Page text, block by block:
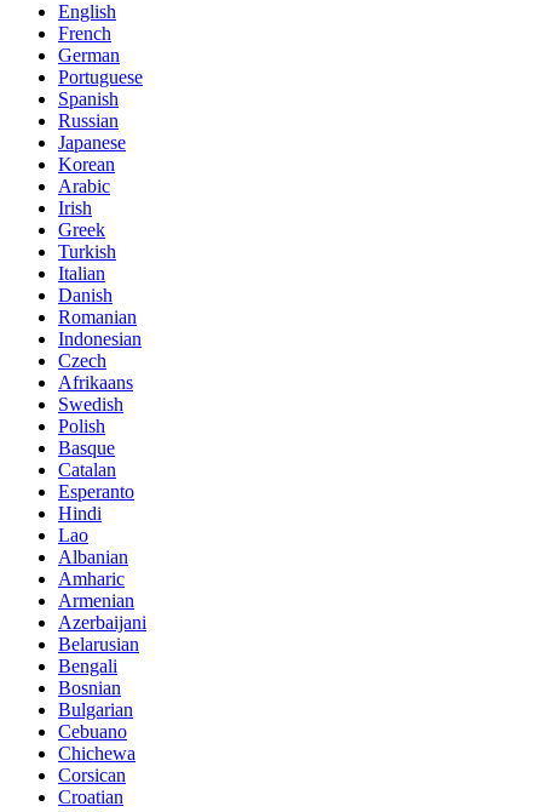
English
French
German
Portuguese
Spanish
Russian
Japanese
Korean
Arabic
Irish
Greek
Turkish
Italian
Danish
Romanian
Indonesian
Czech
Afrikaans
Swedish
Polish
Basque
Catalan
Esperanto
Hindi
Lao
Albanian
Amharic
Armenian
Azerbaijani
Belarusian
Bengali
Bosnian
Bulgarian
Cebuano
Chichewa
Corsican
Croatian